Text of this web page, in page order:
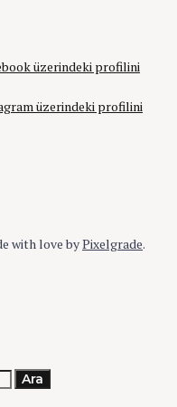
üzerindeki profilini
üzerindeki profilini
with love byPixelgrade.
Ara